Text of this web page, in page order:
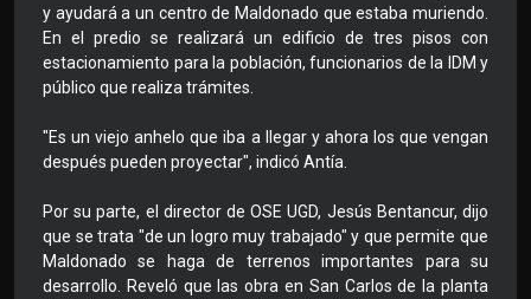
y ayudará a un centro de Maldonado que estaba muriendo.
En el predio se realizará un edificio de tres pisos con
estacionamiento para la población, funcionarios de la IDM y
público que realiza trámites.
"Es un viejo anhelo que iba a llegar y ahora los que vengan
después pueden proyectar", indicó Antía.
Por su parte, el director de OSE UGD, Jesús Bentancur, dijo
que se trata "de un logro muy trabajado" y que permite que
Maldonado se haga de terrenos importantes para su
desarrollo. Reveló que las obra en San Carlos de la planta